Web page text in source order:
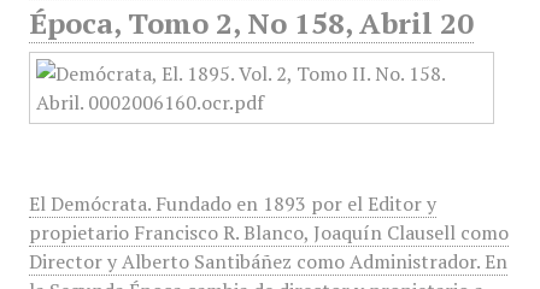
Época, Tomo 2, No 158, Abril 20
El Demócrata. Fundado en 1893 por el Editor y
propietario Francisco R. Blanco, Joaquín Clausell como
Director y Alberto Santibáñez como Administrador. En